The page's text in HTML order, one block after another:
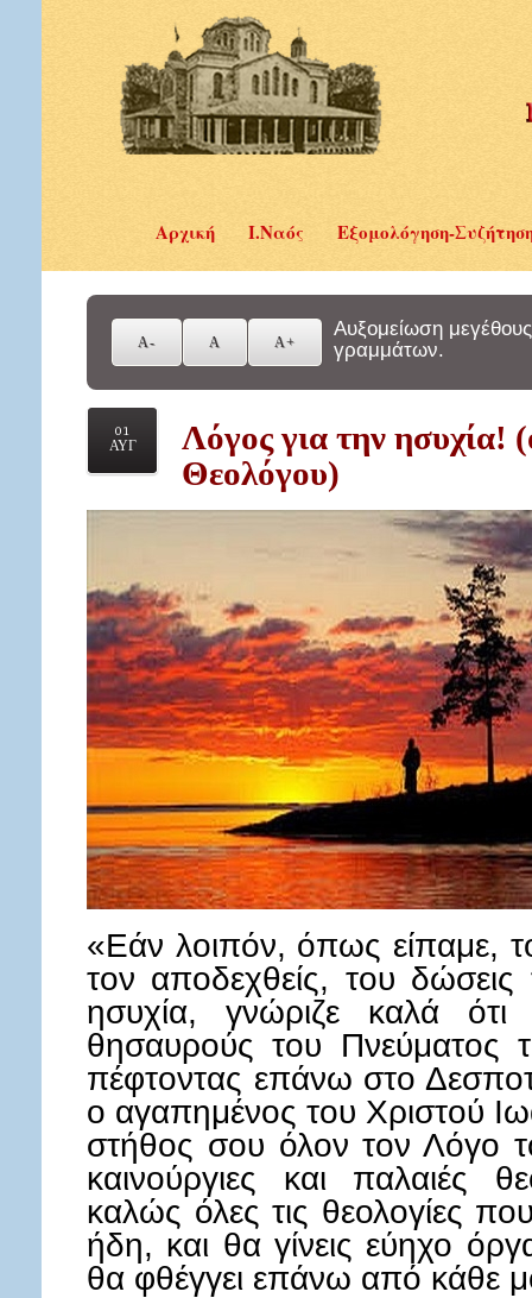
Αρχική Ι.Ναός Εξομολόγηση-
Αυξομείωση μεγέθους
γραμμάτων.
01
ΑΥΓ
Λόγος για την ησυχία!
Θεολόγου)
«Εάν λοιπόν, όπως είπαμε,
τον αποδεχθείς, του
ησυχία, γνώριζε καλά
θησαυρούς του Πνεύματος
πέφτοντας επάνω στο
ο αγαπημένος του Χριστού
στήθος σου όλον τον Λόγο
καινούργιες και παλαιές
καλώς όλες τις θεολογίες
ήδη, και θα γίνεις εύηχο
θα φθέγγει επάνω από κάθε